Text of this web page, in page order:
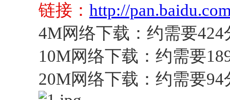
链接： http://
4M网络下载：约需要
10M网络下载：约需要
20M网络下载：约需要